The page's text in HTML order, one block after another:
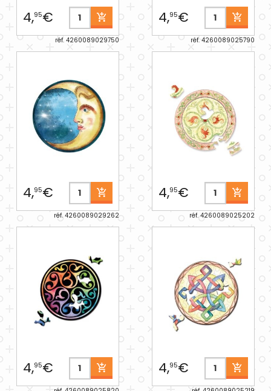
4,95€
réf. 4260089029750
4,95€
réf. 4260089025790
4,95€
réf. 4260089029262
4,95€
réf. 4260089025202
4,95€ 4,95€